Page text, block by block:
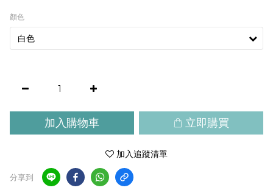
顏色
加入購物車 立即購買
加入追蹤清單
分享到